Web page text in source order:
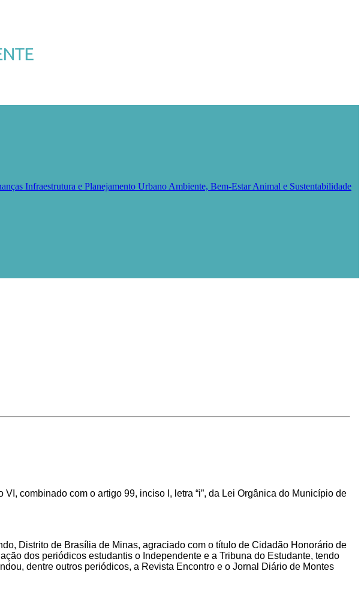
Infraestrutura e Planejamento Urbano Ambiente, Bem-Estar Animal e Sustentabilidade
VI, combinado com o artigo 99, inciso I, letra “i”, da Lei Orgânica do Município de
Distrito de Brasília de Minas, agraciado com o título de Cidadão Honorário de
dos periódicos estudantis o Independente e a Tribuna do Estudante, tendo
dentre outros periódicos, a Revista Encontro e o Jornal Diário de Montes